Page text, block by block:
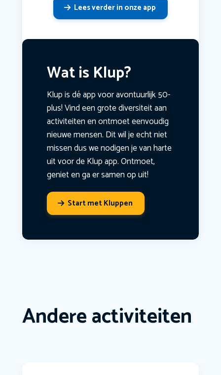
Lees verder in onze app
Wat is Klup?
Klup is dé app voor avontuurlijk 50-
plus! Vind een grote diversiteit aan
activiteiten en ontmoet eenvoudig
nieuwe mensen. Dit wil je echt niet
missen dus we nodigen je van harte
uit voor de Klup app. Ontmoet,
geniet en ga er samen op uit!
Start met Kluppen
Andere activiteiten